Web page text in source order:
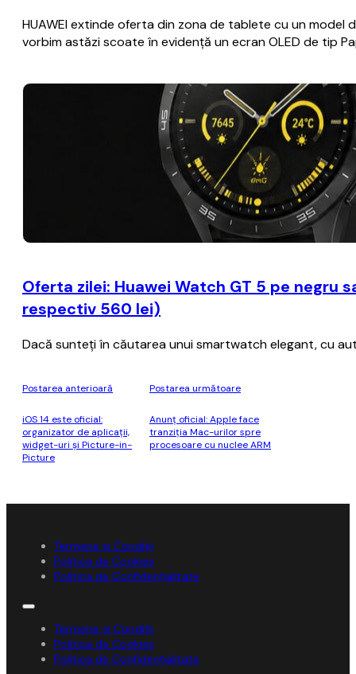
HUAWEI extinde oferta din zona de tablete cu un
vorbim astăzi scoate în evidență un ecran OLED de tip
Oferta zilei: Huawei Watch GT 5 pe negru
respectiv 560 lei)
Dacă sunteţi în căutarea unui smartwatch elegant, cu
Postarea anterioară
iOS 14 este oficial:
organizator de aplicații,
widget-uri și Picture-in-
Picture
Postarea următoare
Anunț oficial: Apple face
tranziția Mac-urilor spre
procesoare cu nuclee ARM
Termene și Condiții
Politica de Cookies
Politica de Confidențialitate
Termene și Condiții
Politica de Cookies
Politica de Confidențialitate